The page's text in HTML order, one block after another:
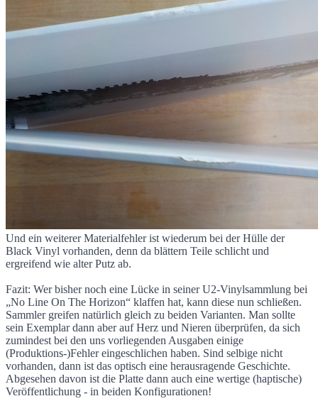
Und ein weiterer Materialfehler ist wiederum bei der Hülle der
Black Vinyl vorhanden, denn da blättern Teile schlicht und
ergreifend wie alter Putz ab.
Fazit: Wer bisher noch eine Lücke in seiner U2-Vinylsammlung bei
„No Line On The Horizon“ klaffen hat, kann diese nun schließen.
Sammler greifen natürlich gleich zu beiden Varianten. Man sollte
sein Exemplar dann aber auf Herz und Nieren überprüfen, da sich
zumindest bei den uns vorliegenden Ausgaben einige
(Produktions-)Fehler eingeschlichen haben. Sind selbige nicht
vorhanden, dann ist das optisch eine herausragende Geschichte.
Abgesehen davon ist die Platte dann auch eine wertige (haptische)
Veröffentlichung - in beiden Konfigurationen!